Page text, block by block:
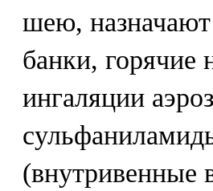
шею,
банки,
ингаляции
(внутривенные